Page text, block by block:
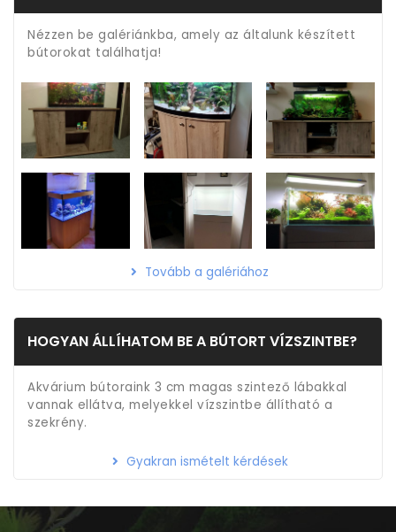
Nézzen be galériánkba, amely az általunk készített
bútorokat találhatja!
Tovább a galériához
HOGYAN ÁLLÍHATOM BE A BÚTORT VÍZSZINTBE?
Akvárium bútoraink 3 cm magas szintező lábakkal
vannak ellátva, melyekkel vízszintbe állítható a
szekrény.
Gyakran ismételt kérdések